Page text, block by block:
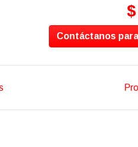
Contáctanos